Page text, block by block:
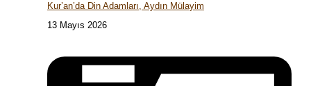
Kur’an’da Din Adamları, Aydın Mülayim
13 Mayıs 2026